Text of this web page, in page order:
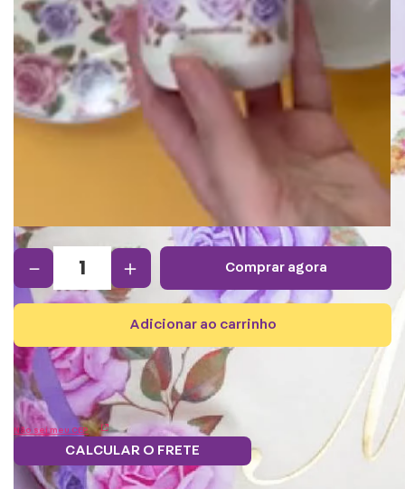
＋
－ comprar agora
adicionar ao carrinho
Não sei meu CEP
CALCULAR O FRETE